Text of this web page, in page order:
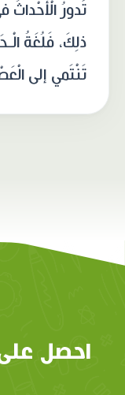
تَدورُ الْأَحْداثُ
ذلِكَ، فَلُغَةُ
تَنْتَمي إلى
احصل